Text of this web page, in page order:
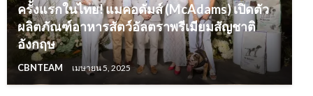
ครั้งแรกในไทย! แมคอดัมส์ (McAdams) เปิดตัว
ผลิตภัณฑ์อาหารสัตว์อัลตราพรีเมียมสัญชาติ
อังกฤษ
CBNTEAM เมษายน 5, 2025